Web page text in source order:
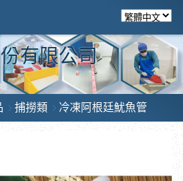
有限公司
捕撈類 冷凍阿根廷魷魚管